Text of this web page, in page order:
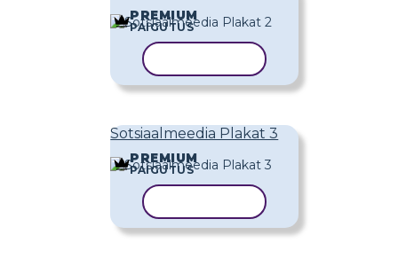
PREMIUM
PAIGUTUS
Sotsiaalmeedia Plakat 3
PREMIUM
PAIGUTUS